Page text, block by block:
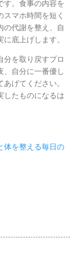
す。食事の内容を
マホ時間を短く
の代謝を整え、自
底上げします。
分を取り戻すプロ
、自分に一番優し
げてください。
したものになるは
体を整える毎日の